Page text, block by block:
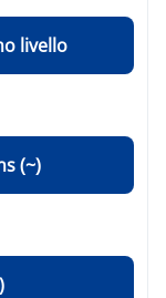
livello
(~)